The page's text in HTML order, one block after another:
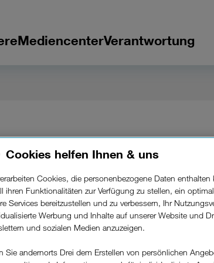
MediencenterVerantwortung
Drei: vivo
Cookies helfen Ihnen & uns
Cookies, die personenbezogene Daten
ihren Funktionalitäten zur Verfügung zu stellen, ein
Services bereitzustellen und zu verbessern, Ihr
Werbung und Inhalte auf unserer Website und
und sozialen Medien anzuzeigen.
Sie andernorts Drei dem Erstellen von persönlichen